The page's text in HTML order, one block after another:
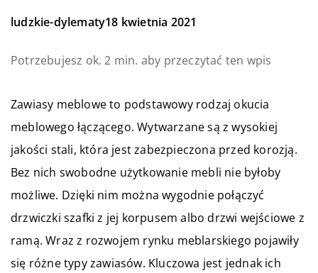
ludzkie-dylematy18 kwietnia 2021
Potrzebujesz ok. 2 min. aby przeczytać ten wpis
Zawiasy meblowe to podstawowy rodzaj okucia
meblowego łączącego. Wytwarzane są z wysokiej
jakości stali, która jest zabezpieczona przed korozją.
Bez nich swobodne użytkowanie mebli nie byłoby
możliwe. Dzięki nim można wygodnie połączyć
drzwiczki szafki z jej korpusem albo drzwi wejściowe z
ramą. Wraz z rozwojem rynku meblarskiego pojawiły
się różne typy zawiasów. Kluczowa jest jednak ich